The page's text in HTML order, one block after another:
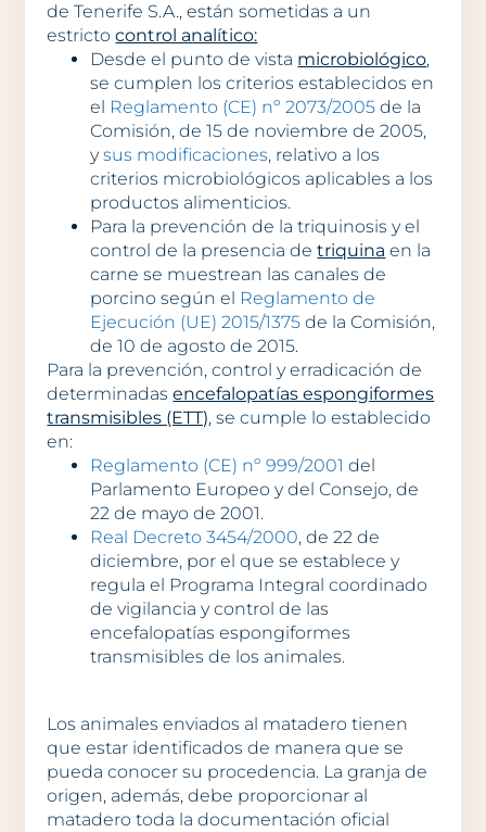
de Tenerife S.A., están sometidas a un
estrictocontrol analítico:
Desde el punto de vista microbiológico,
se cumplen los criterios establecidos en
el Reglamento (CE) nº 2073/2005de la
Comisión, de 15 de noviembre de 2005,
ysus modificaciones, relativo a los
criterios microbiológicos aplicables a los
productos alimenticios.
Para la prevención de la triquinosis y el
control de la presencia detriquina en la
carne se muestrean las canales de
porcino según el Reglamento de
Ejecución (UE) 2015/1375 de la Comisión,
de 10 de agosto de 2015.
Para la prevención, control y erradicación de
determinadasencefalopatías espongiformes
transmisibles (ETT), se cumple lo establecido
en:
Reglamento (CE) nº 999/2001 del
Parlamento Europeo y del Consejo, de
22 de mayo de 2001.
Real Decreto 3454/2000, de 22 de
diciembre, por el que se establece y
regula el Programa Integral coordinado
de vigilancia y control de las
encefalopatías espongiformes
transmisibles de los animales.
Los animales enviados al matadero tienen
que estar identificados de manera que se
pueda conocer su procedencia. La granja de
origen, además, debe proporcionar al
matadero toda la documentación oficial